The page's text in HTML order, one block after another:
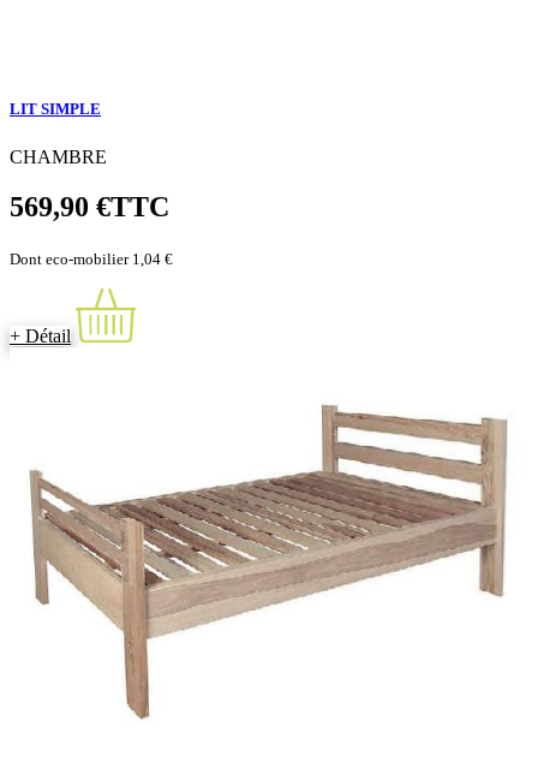
LIT SIMPLE
CHAMBRE
569,90 €TTC
Dont eco-mobilier 1,04 €
+ Détail